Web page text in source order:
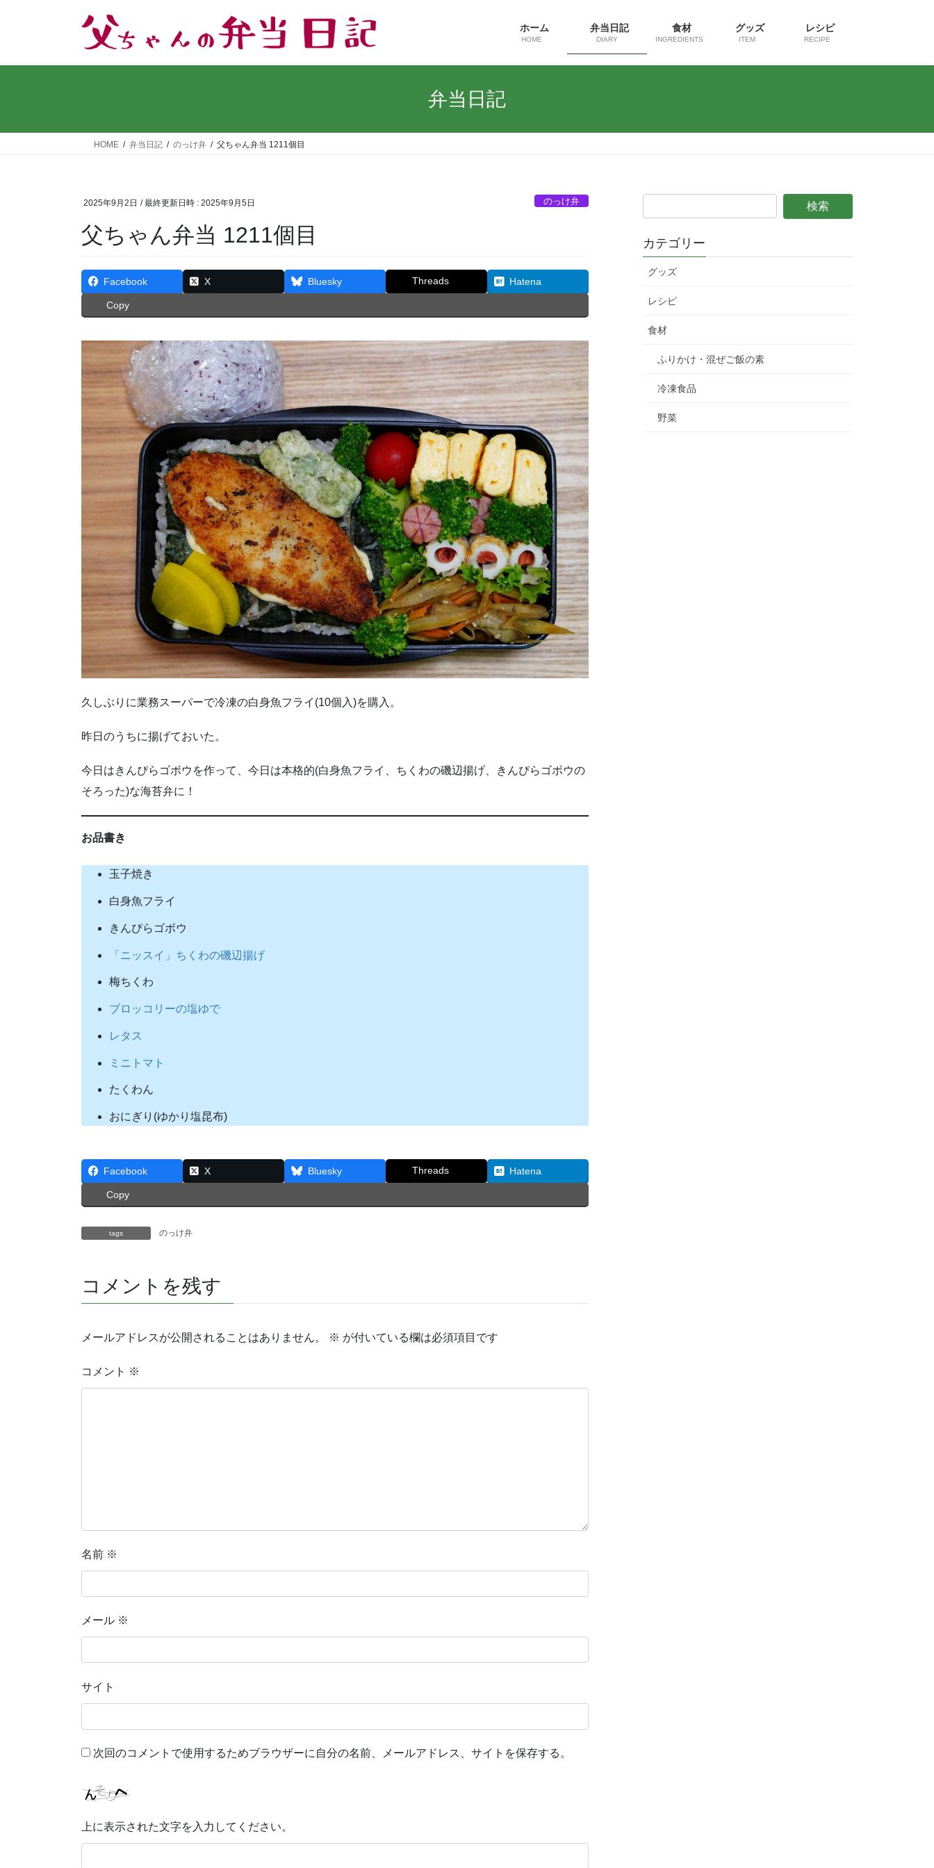
ホーム
HOME
弁当日記
DIARY
食材
INGREDIENTS
グッズ
ITEM
レシピ
RECIPE
弁当日記
HOME 弁当日記 のっけ弁 父ちゃん弁当 1211個目
2025年9月2日 / 最終更新日時 : 2025年9月5日 のっけ弁
父ちゃん弁当 1211個目
Facebook X Bluesky Threads Hatena
Copy
久しぶりに業務スーパーで冷凍の白身魚フライ(10個入)を購入。
昨日のうちに揚げておいた。
今日はきんぴらゴボウを作って、今日は本格的(白身魚フライ、ちくわの磯辺揚げ、きんぴらゴボウの
そろった)な海苔弁に！
お品書き
玉子焼き
白身魚フライ
きんぴらゴボウ
「ニッスイ」ちくわの磯辺揚げ
梅ちくわ
ブロッコリーの塩ゆで
レタス
ミニトマト
たくわん
おにぎり(ゆかり塩昆布)
Facebook X Bluesky Threads Hatena
Copy
tags のっけ弁
コメントを残す
メールアドレスが公開されることはありません。 ※ が付いている欄は必須項目です
コメント ※
名前 ※
メール ※
サイト
次回のコメントで使用するためブラウザーに自分の名前、メールアドレス、サイトを保存する。
上に表示された文字を入力してください。
カテゴリー
グッズ
レシピ
食材
ふりかけ・混ぜご飯の素
冷凍食品
野菜